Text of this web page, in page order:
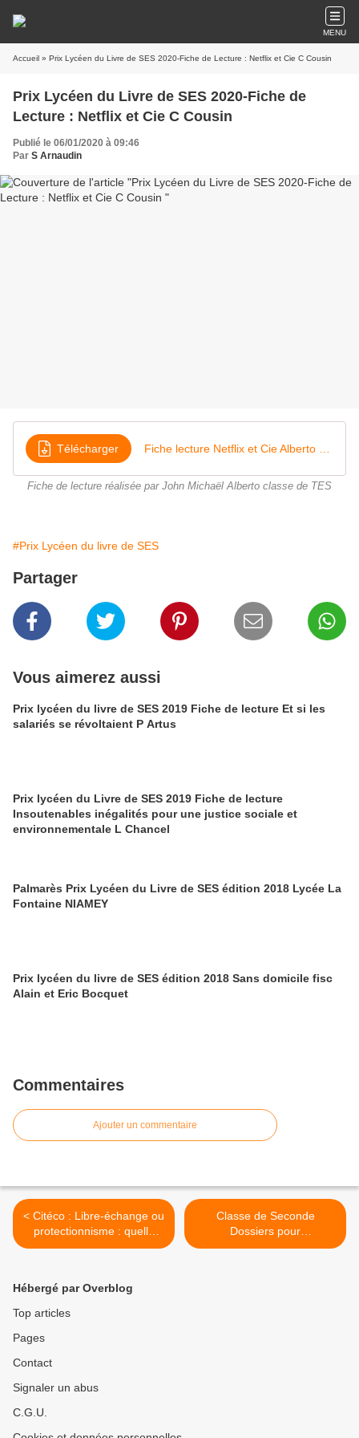
MENU
Accueil » Prix Lycéen du Livre de SES 2020-Fiche de Lecture : Netflix et Cie C Cousin
Prix Lycéen du Livre de SES 2020-Fiche de
Lecture : Netflix et Cie C Cousin
Publié le 06/01/2020 à 09:46
Par S Arnaudin
Télécharger
Fiche de lecture réalisée par John Michaël Alberto classe de TES
#Prix Lycéen du livre de SES
Partager
Vous aimerez aussi
Prix lycéen du livre de SES 2019 Fiche de lecture Et si les
salariés se révoltaient P Artus
Prix lycéen du Livre de SES 2019 Fiche de lecture
Insoutenables inégalités pour une justice sociale et
environnementale L Chancel
Palmarès Prix Lycéen du Livre de SES édition 2018 Lycée La
Fontaine NIAMEY
Prix lycéen du livre de SES édition 2018 Sans domicile fisc
Alain et Eric Bocquet
Commentaires
Ajouter un commentaire
< Citéco : Libre-échange ou
protectionnisme : quelle
réalité dans un monde
Classe de Seconde
Dossiers pour
Enseignement à distance >
Hébergé par Overblog
Top articles
Pages
Contact
Signaler un abus
C.G.U.